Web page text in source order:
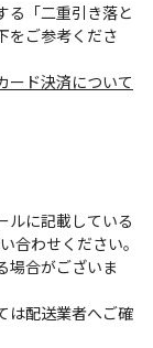
る「二重引き落と
をご参考くださ
ード決済について
ルに記載している
合わせください。
場合がございま
は配送業者へご確